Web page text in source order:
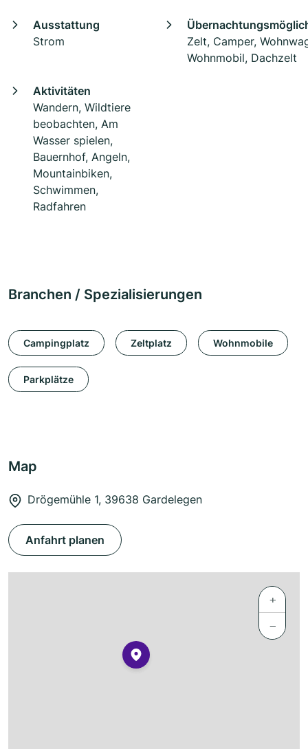
Ausstattung
Strom
Zelt, Camper,
Wohnmobil, Dachzelt
Aktivitäten
Wandern, Wildtiere
beobachten, Am
Wasser spielen,
Bauernhof, Angeln,
Mountainbiken,
Schwimmen,
Radfahren
Branchen / Spezialisierungen
Campingplatz Zeltplatz Wohnmobile
Parkplätze
Map
Drögemühle 1, 39638 Gardelegen
Anfahrt planen
+
−